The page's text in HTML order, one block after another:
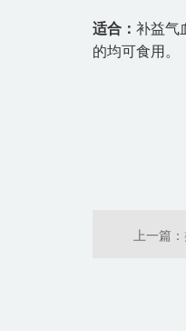
适合： 补益气
的均可食用。
上一篇：